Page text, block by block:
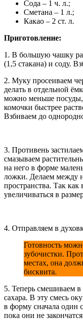
Сода – 1 ч. л.;
Сметана – 1 л.;
Какао – 2 ст. л.
Приготовление:
1. В большую чашку
(1,5 стакана) и соду.
2. Муку просеиваем
делать в отдельной
можно меньше посуды,
комочки быстрее
Взбиваем до
3. Противень
смазываем
на него в форме
ложки. Делаем между
пространства. Так
увеличиваться в
4. Отправляем в
Готовность
зубочистки.
местах, она
бисквита.
5. Теперь смешиваем в
сахара. В эту смесь
в форму сначала один
пока они не